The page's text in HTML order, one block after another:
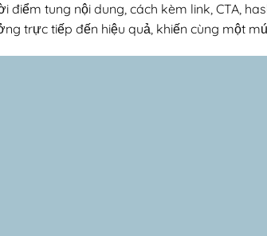
điểm tung nội dung, cách kèm link, CTA,
trực tiếp đến hiệu quả, khiến cùng một